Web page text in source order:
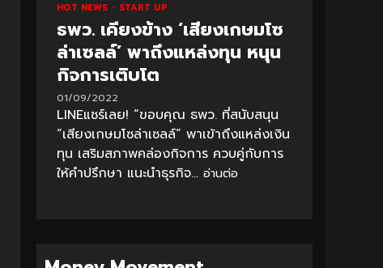
HOT NEWS START UP
ธพว. เคียงข้าง ‘เสียงเกษมโซ
ล่าเซลล์’ พาถึงแหล่งทุน หนุน
กิจการเติบโต
01/09/2022
LINEแชร์เลย! “ขอบคุณ ธพว. ที่สนับสนุน
“เสียงเกษมโซล่าเซลล์” พาเข้าถึงแหล่งเงิน
ทุน เสริมสภาพคล่องกิจการ ควบคู่กับการ
ให้คำปรึกษา แนะนำธุรกิจ... อ่านต่อ